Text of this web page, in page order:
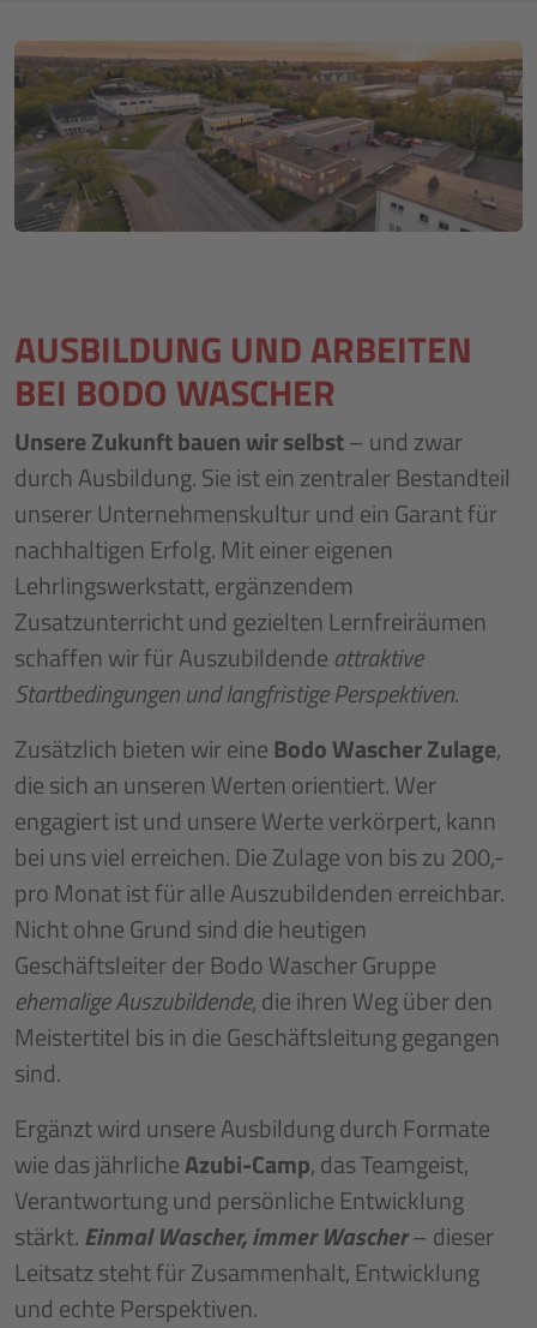
AUSBILDUNG UND ARBEITEN
BEI BODO WASCHER
Unsere Zukunft bauen wir selbst– und zwar
durch Ausbildung. Sie ist ein zentraler Bestandteil
unserer Unternehmenskultur und ein Garant für
nachhaltigen Erfolg. Mit einer eigenen
Lehrlingswerkstatt, ergänzendem
Zusatzunterricht und gezielten Lernfreiräumen
schaffen wir für Auszubildende attraktive
Startbedingungen und langfristige Perspektiven.
Zusätzlich bieten wir eineBodo Wascher Zulage,
die sich an unseren Werten orientiert. Wer
engagiert ist und unsere Werte verkörpert, kann
bei uns viel erreichen. Die Zulage von bis zu 200,-
pro Monat ist für alle Auszubildenden erreichbar.
Nicht ohne Grund sind die heutigen
Geschäftsleiter der Bodo Wascher Gruppe
ehemalige Auszubildende, die ihren Weg über den
Meistertitel bis in die Geschäftsleitung gegangen
sind.
Ergänzt wird unsere Ausbildung durch Formate
wie das jährlicheAzubi-Camp, das Teamgeist,
Verantwortung und persönliche Entwicklung
stärkt.Einmal Wascher, immer Wascher– dieser
Leitsatz steht für Zusammenhalt, Entwicklung
und echte Perspektiven.